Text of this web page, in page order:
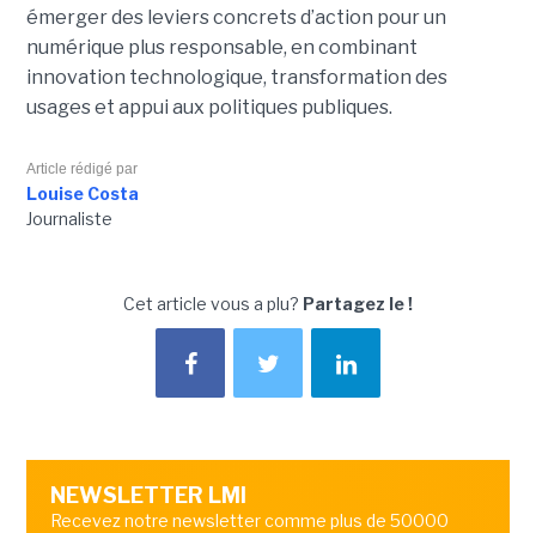
émerger des leviers concrets d’action pour un
numérique plus responsable, en combinant
innovation technologique, transformation des
usages et appui aux politiques publiques.
Article rédigé par
Louise Costa
Journaliste
Cet article vous a plu? Partagez le !
NEWSLETTER LMI
Recevez notre newsletter comme plus de 50000